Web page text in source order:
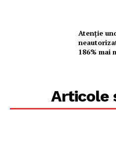
Atenție
186% mai
Articole